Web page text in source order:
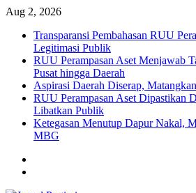
Skip
content
Aug 2, 2026
Transparansi Pembahasan RUU
Legitimasi Publik
RUU Perampasan Aset Menjawab
Pusat hingga Daerah
Aspirasi Daerah Diserap,
RUU Perampasan Aset Dipastikan
Libatkan Publik
Ketegasan Menutup Dapur Nakal,
MBG